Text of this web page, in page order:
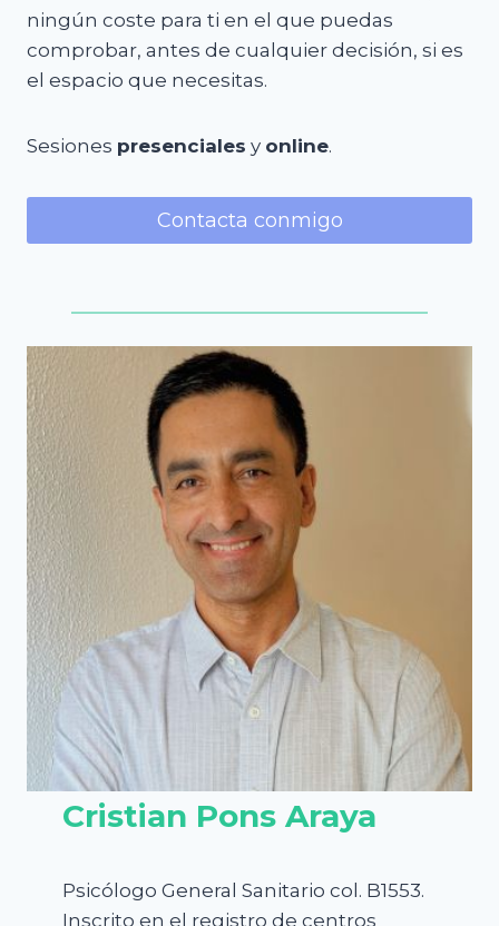
ningún coste para ti en el que puedas
comprobar, antes de cualquier decisión, si es
el espacio que necesitas.
Sesiones presenciales y online.
Contacta conmigo
Cristian Pons Araya
Psicólogo General Sanitario col. B1553.
Inscrito en el registro de centros